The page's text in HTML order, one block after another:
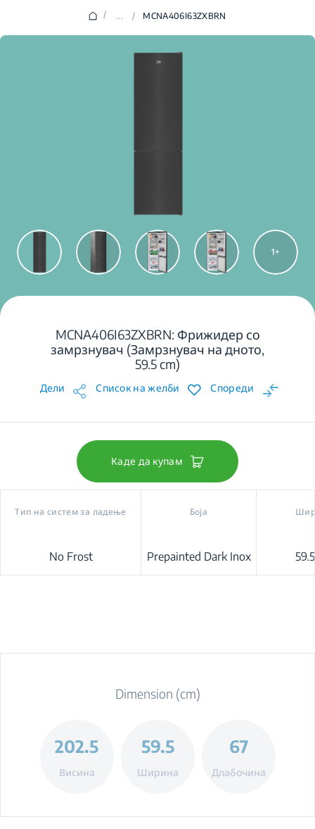
/ ... / MCNA406I63ZXBRN
1
MCNA406I63ZXBRN: Фрижидер со
замрзнувач (Замрзнувач на дното,
59.5 cm)
Дели Список на желби Спореди
Каде да купам
Тип на систем за ладење
No Frost
Боја
Prepainted Dark Inox
Dimension (cm)
202.5
Висина
59.5
Ширина
67
Длабочина